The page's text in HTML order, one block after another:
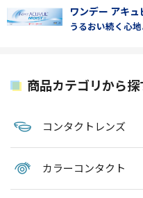
ワンデー アキ
うるおい続く心
商品カテゴリから探
コンタクトレンズ
カラーコンタクト